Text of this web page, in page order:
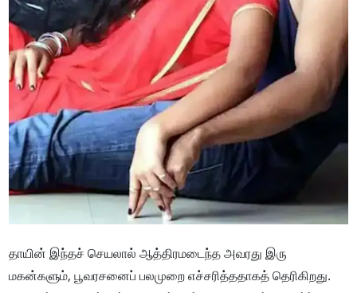
தாயின் இந்தச் செயலால் ஆத்திரமடைந்த அவரது இரு
மகன்களும், பூவரசனைப் பலமுறை எச்சரித்ததாகத் தெரிகிறது.